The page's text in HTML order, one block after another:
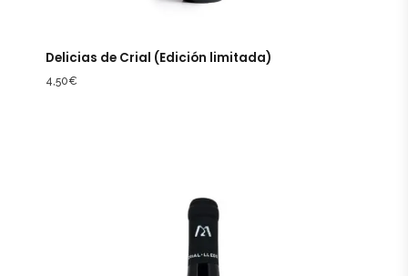
Delicias de Crial (Edición limitada)
4,50€